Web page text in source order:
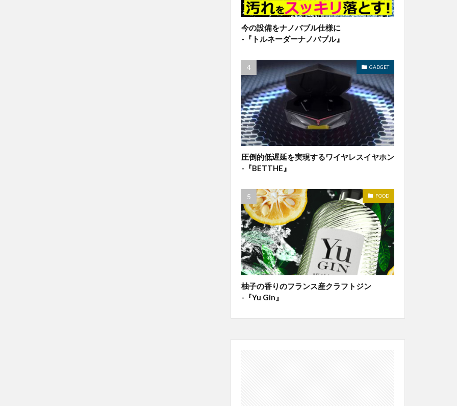
今の設備をナノバブル仕様に
-『トルネーダーナノバブル』
GADGET
圧倒的低遅延を実現するワイヤレスイヤホン
-『BETTHE』
FOOD
柚子の香りのフランス産クラフトジン
-『Yu Gin』